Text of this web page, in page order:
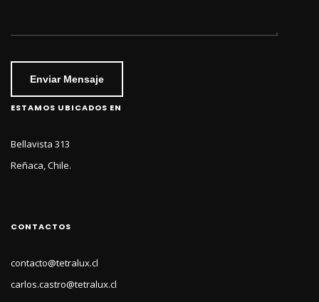
Enviar Mensaje
ESTAMOS UBICADOS EN
Bellavista 313
Reñaca, Chile.
CONTACTOS
contacto@tetralux.cl
carlos.castro@tetralux.cl